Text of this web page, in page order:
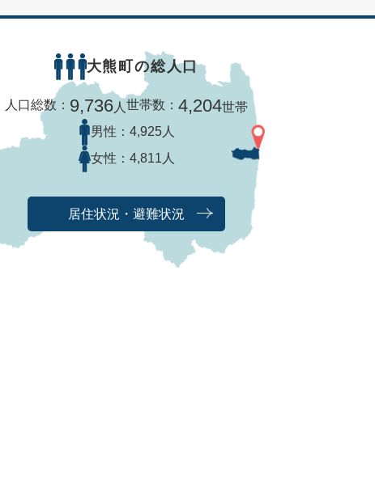
大熊町の総人口
人口総数： 9,736 人 世帯数： 4,204世帯
男性： 4,925人
女性： 4,811人
居住状況・避難状況